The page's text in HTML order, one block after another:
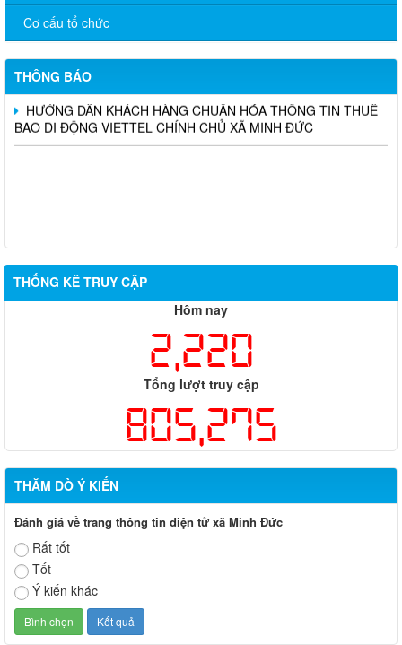
Cơ cấu tổ chức
THÔNG BÁO
TRÊN ĐỊA BÀN XÃ MINH ĐỨC
HƯỚNG DẪN KHÁCH HÀNG CHUẨN HÓA THÔNG TIN THUÊ
BAO DI ĐỘNG VIETTEL CHÍNH CHỦ XÃ MINH ĐỨC
THỐNG KÊ TRUY CẬP
Hôm nay
2,220
Tổng lượt truy cập
805,275
THĂM DÒ Ý KIẾN
Đánh giá về trang thông tin điện tử xã Minh Đức
Rất tốt
Tốt
Ý kiến khác